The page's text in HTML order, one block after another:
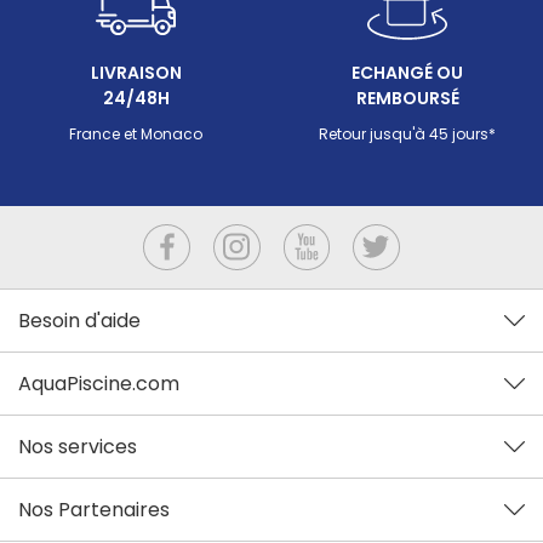
LIVRAISON
24/48H
France et Monaco
ECHANGÉ OU
REMBOURSÉ
Retour jusqu'à 45 jours*
Besoin d'aide
AquaPiscine.com
Nos services
Nos Partenaires